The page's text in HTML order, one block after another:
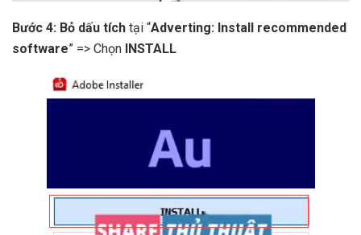
Bước 4: Bỏ dấu tích tại “Adverting: Install recommended
software” => Chọn INSTALL